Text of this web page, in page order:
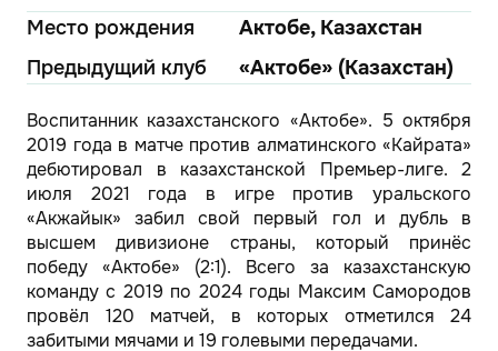
Место рождения
Предыдущий клуб
Актобе, Казахстан
«Актобе» (Казахстан)
Воспитанник казахстанского «Актобе». 5 октября
2019 года в матче против алматинского «Кайрата»
дебютировал в казахстанской Премьер-лиге. 2
июля 2021 года в игре против уральского
«Акжайык» забил свой первый гол и дубль в
высшем дивизионе страны, который принёс
победу «Актобе» (2:1). Всего за казахстанскую
команду с 2019 по 2024 годы Максим Самородов
провёл 120 матчей, в которых отметился 24
забитыми мячами и 19 голевыми передачами.